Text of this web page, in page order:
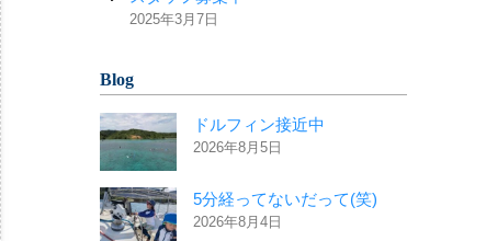
2025年3月7日
Blog
ドルフィン接近中
2026年8月5日
5分経ってないだって(笑)
2026年8月4日